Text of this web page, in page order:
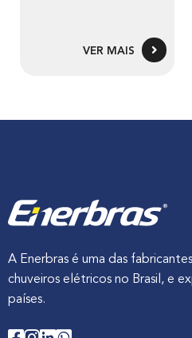
VER MAIS
A Enerbras é uma das
chuveiros elétricos no Brasil, e
países.